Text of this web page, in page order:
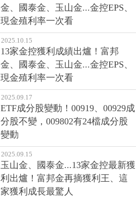
金、國泰金、玉山金...金控EPS、
現金殖利率一次看
2025.10.15
13家金控獲利成績出爐！富邦
金、國泰金、玉山金...金控EPS、
現金殖利率一次看
2025.09.17
ETF成分股變動！00919、00929成
分股不變，009802有24檔成分股
變動
2025.09.15
玉山金、國泰金...13家金控最新獲
利出爐！富邦金再摘獲利王、這
家獲利成長最驚人